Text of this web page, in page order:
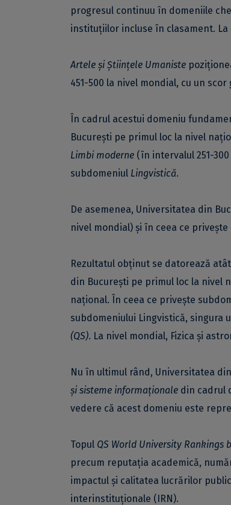
progresul continuu în domeniile
instituțiilor incluse în clasament.
Artele și Științele Umaniste
451-500 la nivel mondial, cu un
În cadrul acestui domeniu
București pe primul loc la nivel
Limbi moderne (în intervalul 251-
subdomeniul Lingvistică.
De asemenea, Universitatea din
nivel mondial) și în ceea ce
Rezultatul obținut se datorează
din București pe primul loc la nivel
național. În ceea ce privește
subdomeniului Lingvistică,
(QS). La nivel mondial, Fizica și
Nu în ultimul rând, Universitatea
și sisteme informaționale din cadrul
vedere că acest domeniu este
Topul QS World University Rankings
precum reputația academică,
impactul și calitatea lucrărilor
interinstituționale (IRN).